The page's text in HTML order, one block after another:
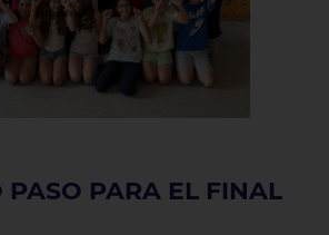
PASO PARA EL FINAL